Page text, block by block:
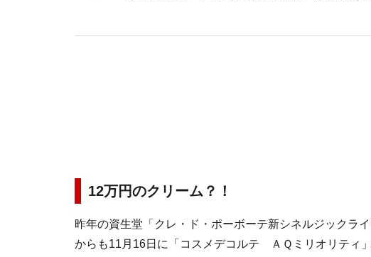
12万円のクリーム？！
昨年の資生堂「クレ・ド・ポーボーテ新シネルジックラ
からも11月16日に「コスメデコルテ ＡＱミリオリティ